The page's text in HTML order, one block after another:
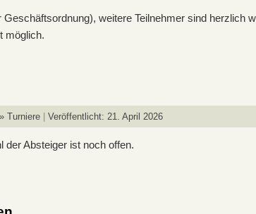
weitere Teilnehmer sind herzlich
möglich.
Turniere Veröffentlicht: 21. April 2026
der Absteiger ist noch offen.